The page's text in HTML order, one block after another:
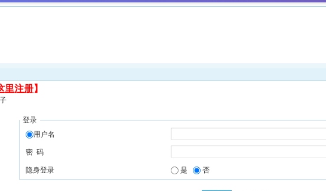
里注册】
登录
用户名
密 码
隐身登录 是 否